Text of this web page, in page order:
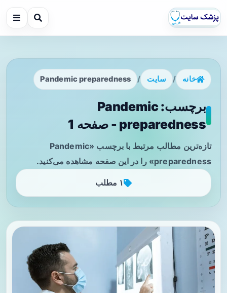
خانه / سایت /
Pandemic preparedness
برچسب: Pandemic
preparedness - صفحه 1
تازه‌ترین مطالب مرتبط با برچسب «Pandemic
preparedness» را در این صفحه مشاهده می‌کنید.
۱ مطلب